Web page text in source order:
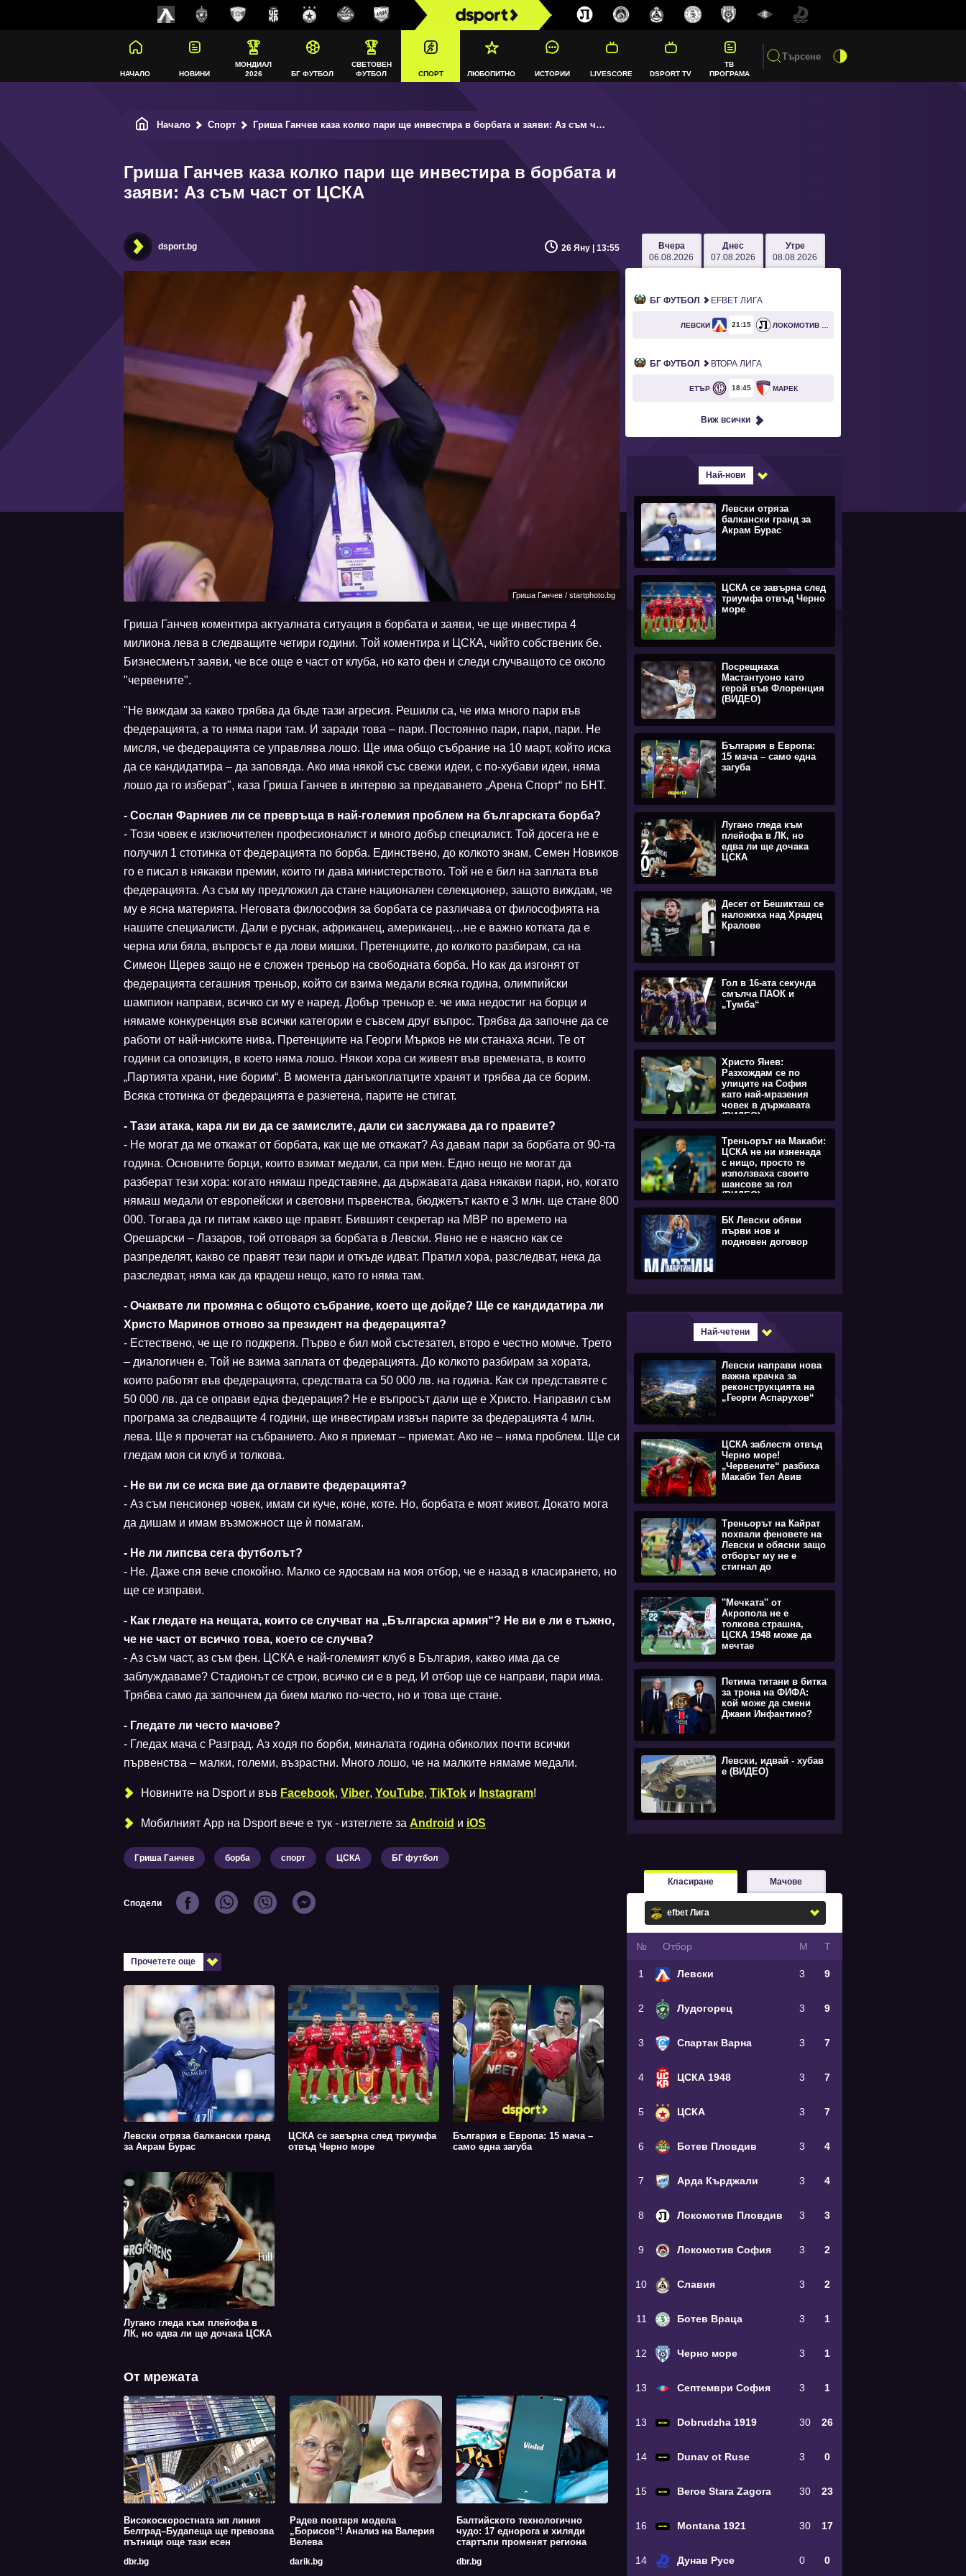
НАЧАЛО НОВИНИ
МОНДИАЛ
2026
БГ ФУТБОЛ
СВЕТОВЕН
ФУТБОЛ
СПОРТ ЛЮБОПИТНО ИСТОРИИ LIVESCORE DSPORT TV
ТВ
ПРОГРАМА
Начало Спорт Гриша Ганчев каза колко пари ще инвестира в борбата и заяви: Аз съм част от ЦСКА
Гриша Ганчев каза колко пари ще инвестира в борбата и
заяви: Аз съм част от ЦСКА
dsport.bg 26 Яну | 13:55
Гриша Ганчев / startphoto.bg
Гриша Ганчев коментира актуалната ситуация в борбата и заяви, че ще инвестира 4
милиона лева в следващите четири години. Той коментира и ЦСКА, чийто собственик бе.
Бизнесменът заяви, че все още е част от клуба, но като фен и следи случващото се около
"червените".
"Не виждам за какво трябва да бъде тази агресия. Решили са, че има много пари във
федерацията, а то няма пари там. И заради това – пари. Постоянно пари, пари, пари. Не
мисля, че федерацията се управлява лошо. Ще има общо събрание на 10 март, който иска
да се кандидатира – да заповяда. Ако има някой със свежи идеи, с по-хубави идеи, няма
лошо да го изберат", каза Гриша Ганчев в интервю за предаването „Арена Спорт“ по БНТ.
- Сослан Фарниев ли се превръща в най-големия проблем на българската борба?
- Този човек е изключителен професионалист и много добър специалист. Той досега не е
получил 1 стотинка от федерацията по борба. Единствено, до колкото знам, Семен Новиков
го е писал в някакви премии, които ги дава министерството. Той не е бил на заплата във
федерацията. Аз съм му предложил да стане национален селекционер, защото виждам, че
му е ясна материята. Неговата философия за борбата се различава от философията на
нашите специалисти. Дали е руснак, африканец, американец…не е важно котката да е
черна или бяла, въпросът е да лови мишки. Претенциите, до колкото разбирам, са на
Симеон Щерев защо не е сложен треньор на свободната борба. Но как да изгонят от
федерацията сегашния треньор, който си взима медали всяка година, олимпийски
шампион направи, всичко си му е наред. Добър треньор е. че има недостиг на борци и
нямаме конкуренция във всички категории е съвсем друг въпрос. Трябва да започне да се
работи от най-ниските нива. Претенциите на Георги Мърков не ми станаха ясни. Те от
години са опозиция, в което няма лошо. Някои хора си живеят във времената, в които
„Партията храни, ние борим“. В момента данъкоплатците хранят и трябва да се борим.
Всяка стотинка от федерацията е разчетена, парите не стигат.
- Тази атака, кара ли ви да се замислите, дали си заслужава да го правите?
- Не могат да ме откажат от борбата, как ще ме откажат? Аз давам пари за борбата от 90-та
година. Основните борци, които взимат медали, са при мен. Едно нещо не могат да
разберат тези хора: когато нямаш представяне, да държавата дава някакви пари, но, когато
нямаш медали от европейски и световни първенства, бюджетът както е 3 млн. ще стане 800
000. Тогава да ги питам какво ще правят. Бившият секретар на МВР по времето на
Орешарски – Лазаров, той отговаря за борбата в Левски. Явно не е наясно как се
разпределят, какво се правят тези пари и откъде идват. Пратил хора, разследват, нека да
разследват, няма как да крадеш нещо, като го няма там.
- Очаквате ли промяна с общото събрание, което ще дойде? Ще се кандидатира ли
Христо Маринов отново за президент на федерацията?
- Естествено, че ще го подкрепя. Първо е бил мой състезател, второ е честно момче. Трето
– диалогичен е. Той не взима заплата от федерацията. До колкото разбирам за хората,
които работят във федерацията, средствата са 50 000 лв. на година. Как си представяте с
50 000 лв. да се оправи една федерация? Не е въпросът дали ще е Христо. Направил съм
програма за следващите 4 години, ще инвестирам извън парите за федерацията 4 млн.
лева. Ще я прочетат на събранието. Ако я приемат – приемат. Ако не – няма проблем. Ще си
гледам моя си клуб и толкова.
- Не ви ли се иска вие да оглавите федерацията?
- Аз съм пенсионер човек, имам си куче, коне, коте. Но, борбата е моят живот. Докато мога
да дишам и имам възможност ще ѝ помагам.
- Не ли липсва сега футболът?
- Не. Даже спя вече спокойно. Малко се ядосвам на моя отбор, че е назад в класирането, но
ще се изправи.
- Как гледате на нещата, които се случват на „Българска армия“? Не ви е ли е тъжно,
че не част от всичко това, което се случва?
- Аз съм част, аз съм фен. ЦСКА е най-големият клуб в България, какво има да се
заблуждаваме? Стадионът се строи, всичко си е в ред. И отбор ще се направи, пари има.
Трябва само да започнем да бием малко по-често, но и това ще стане.
- Гледате ли често мачове?
- Гледах мача с Разград. Аз ходя по борби, миналата година обиколих почти всички
първенства – малки, големи, възрастни. Много лошо, че на малките нямаме медали.
Новините на Dsport и във Facebook, Viber, YouTube, TikTok и Instagram!
Мобилният Аpp на Dsport вече е тук - изтеглете за Android и iOS
Гриша Ганчев борба спорт ЦСКА БГ футбол
Сподели
Прочетете още
Левски отряза балкански гранд
за Акрам Бурас
ЦСКА се завърна след триумфа
отвъд Черно море
България в Европа: 15 мача –
само една загуба
Лугано гледа към плейофа в
ЛК, но едва ли ще дочака ЦСКА
От мрежата
Високоскоростната жп линия
Белград–Будапеща ще превозва
пътници още тази есен
dbr.bg
Радев повтаря модела
„Борисов“! Анализ на Валерия
Велева
darik.bg
Балтийското технологично
чудо: 17 еднорога и хиляди
стартъпи променят региона
dbr.bg
Вчера
06.08.2026
Днес
07.08.2026
Утре
08.08.2026
БГ ФУТБОЛ EFBET ЛИГА
ЛЕВСКИ 21 15
БГ ФУТБОЛ ВТОРА ЛИГА
ЕТЪР 18 45 МАРЕК
Виж всички
Най-нови
Левски отряза
балкански гранд за
Акрам Бурас
ЦСКА се завърна след
триумфа отвъд Черно
море
Посрещнаха
Мастантуоно като
герой във Флоренция
(ВИДЕО)
България в Европа:
15 мача – само една
загуба
Лугано гледа към
плейофа в ЛК, но
едва ли ще дочака
ЦСКА
Десет от Бешикташ се
наложиха над Храдец
Кралове
Гол в 16-ата секунда
смълча ПАОК и
„Тумба“
Христо Янев:
Разхождам се по
улиците на София
като най-мразения
човек в държавата
(ВИДЕО)
Треньорът на Макаби:
ЦСКА не ни изненада
с нищо, просто те
използваха своите
шансове за гол
(ВИДЕО)
БК Левски обяви
първи нов и
подновен договор
Най-четени
Левски направи нова
важна крачка за
реконструкцията на
„Георги Аспарухов“
ЦСКА заблестя отвъд
Черно море!
„Червените“ разбиха
Макаби Тел Авив
Треньорът на Кайрат
похвали феновете на
Левски и обясни защо
отборът му не е
стигнал до
''Мечката'' от
Акропола не е
толкова страшна,
ЦСКА 1948 може да
мечтае
Петима титани в битка
за трона на ФИФА:
кой може да смени
Джани Инфантино?
Левски, идвай - хубав
е (ВИДЕО)
Класиране Мачове
№ Oтбор М Т
1 Левски 3 9
2 Лудогорец 3 9
3 Спартак Варна 3 7
4 ЦСКА 1948 3 7
5 ЦСКА 3 7
6 Ботев Пловдив 3 4
7 Арда Кърджали 3 4
8 Локомотив Пловдив 3 3
9 Локомотив София 3 2
10 Славия 3 2
11 Ботев Враца 3 1
12 Черно море 3 1
13 Септември София 3 1
13 Dobrudzha 1919 30 26
14 Dunav ot Ruse 3 0
15 Beroe Stara Zagora 30 23
16 Montana 1921 30 17
14 Дунав Русе 0 0